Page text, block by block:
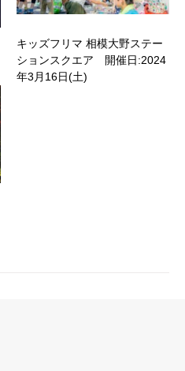
キッズフリマ 相模大野ステー
ションスクエア 開催日:2024
年3月16日(土)